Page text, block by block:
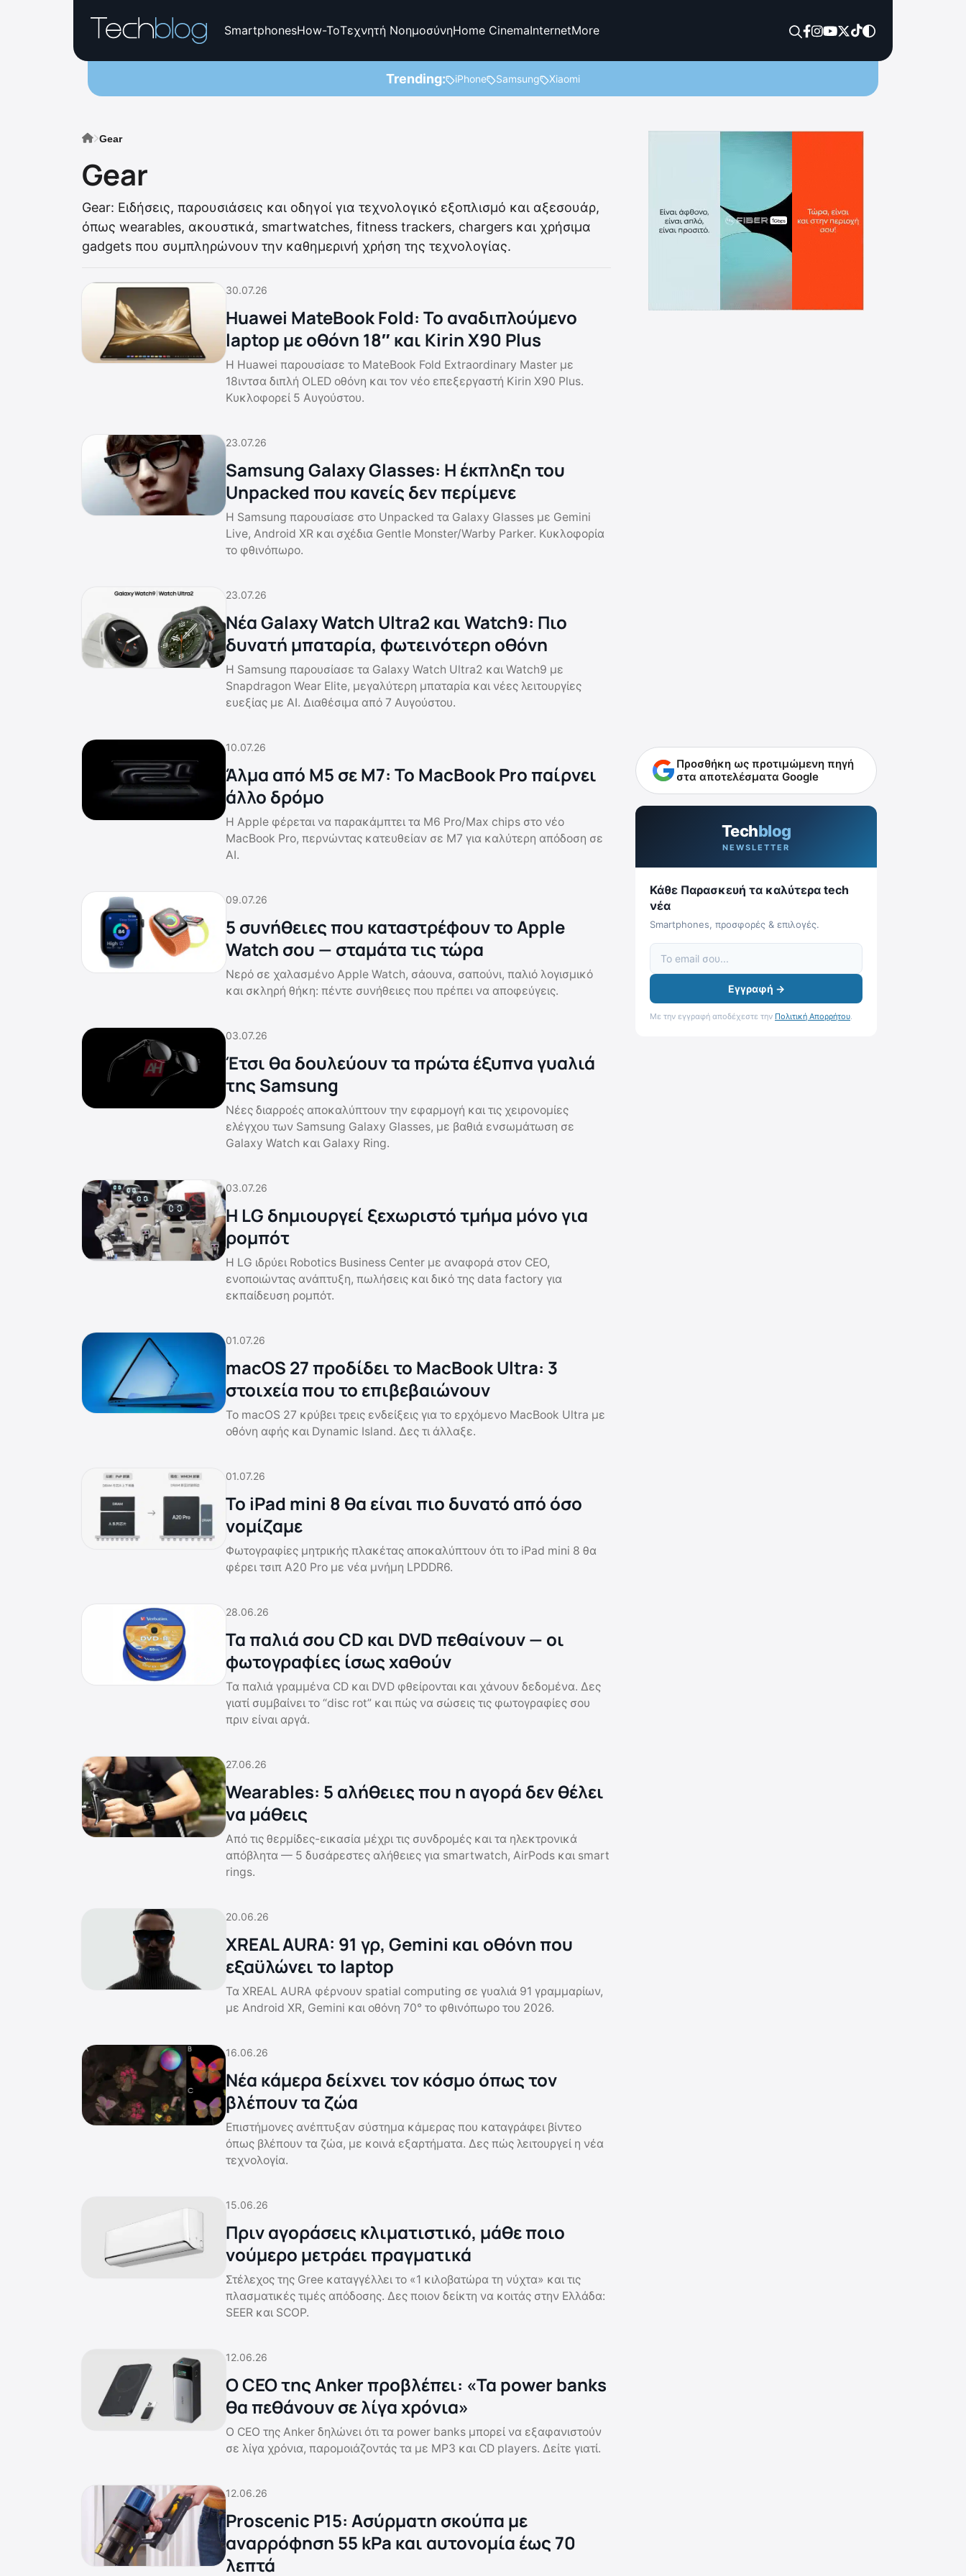
SmartphonesHow-ToΤεχνητή ΝοημοσύνηHome CinemaInternetMore
Trending: iPhone Samsung Xiaomi
Gear
Gear
Gear: Ειδήσεις, παρουσιάσεις και οδηγοί για τεχνολογικό εξοπλισμό και αξεσουάρ,
όπως wearables, ακουστικά, smartwatches, fitness trackers, chargers και χρήσιμα
gadgets που συμπληρώνουν την καθημερινή χρήση της τεχνολογίας.
30.07.26
Huawei MateBook Fold: Το αναδιπλούμενο
laptop με οθόνη 18″ και Kirin X90 Plus
Η Huawei παρουσίασε το MateBook Fold Extraordinary Master με
18ιντσα διπλή OLED οθόνη και τον νέο επεξεργαστή Kirin X90 Plus.
Κυκλοφορεί 5 Αυγούστου.
23.07.26
Samsung Galaxy Glasses: Η έκπληξη του
Unpacked που κανείς δεν περίμενε
Η Samsung παρουσίασε στο Unpacked τα Galaxy Glasses με Gemini
Live, Android XR και σχέδια Gentle Monster/Warby Parker. Κυκλοφορία
το φθινόπωρο.
23.07.26
Νέα Galaxy Watch Ultra2 και Watch9: Πιο
δυνατή μπαταρία, φωτεινότερη οθόνη
Η Samsung παρουσίασε τα Galaxy Watch Ultra2 και Watch9 με
Snapdragon Wear Elite, μεγαλύτερη μπαταρία και νέες λειτουργίες
ευεξίας με AI. Διαθέσιμα από 7 Αυγούστου.
10.07.26
Άλμα από M5 σε M7: Το MacBook Pro παίρνει
άλλο δρόμο
Η Apple φέρεται να παρακάμπτει τα M6 Pro/Max chips στο νέο
MacBook Pro, περνώντας κατευθείαν σε M7 για καλύτερη απόδοση σε
AI.
09.07.26
5 συνήθειες που καταστρέφουν το Apple
Watch σου — σταμάτα τις τώρα
Νερό σε χαλασμένο Apple Watch, σάουνα, σαπούνι, παλιό λογισμικό
και σκληρή θήκη: πέντε συνήθειες που πρέπει να αποφεύγεις.
03.07.26
Έτσι θα δουλεύουν τα πρώτα έξυπνα γυαλιά
της Samsung
Νέες διαρροές αποκαλύπτουν την εφαρμογή και τις χειρονομίες
ελέγχου των Samsung Galaxy Glasses, με βαθιά ενσωμάτωση σε
Galaxy Watch και Galaxy Ring.
03.07.26
Η LG δημιουργεί ξεχωριστό τμήμα μόνο για
ρομπότ
Η LG ιδρύει Robotics Business Center με αναφορά στον CEO,
ενοποιώντας ανάπτυξη, πωλήσεις και δικό της data factory για
εκπαίδευση ρομπότ.
01.07.26
macOS 27 προδίδει το MacBook Ultra: 3
στοιχεία που το επιβεβαιώνουν
Το macOS 27 κρύβει τρεις ενδείξεις για το ερχόμενο MacBook Ultra με
οθόνη αφής και Dynamic Island. Δες τι άλλαξε.
01.07.26
Το iPad mini 8 θα είναι πιο δυνατό από όσο
νομίζαμε
Φωτογραφίες μητρικής πλακέτας αποκαλύπτουν ότι το iPad mini 8 θα
φέρει τσιπ A20 Pro με νέα μνήμη LPDDR6.
28.06.26
Τα παλιά σου CD και DVD πεθαίνουν — οι
φωτογραφίες ίσως χαθούν
Τα παλιά γραμμένα CD και DVD φθείρονται και χάνουν δεδομένα. Δες
γιατί συμβαίνει το “disc rot” και πώς να σώσεις τις φωτογραφίες σου
πριν είναι αργά.
27.06.26
Wearables: 5 αλήθειες που η αγορά δεν θέλει
να μάθεις
Από τις θερμίδες-εικασία μέχρι τις συνδρομές και τα ηλεκτρονικά
απόβλητα — 5 δυσάρεστες αλήθειες για smartwatch, AirPods και smart
rings.
20.06.26
XREAL AURA: 91 γρ, Gemini και οθόνη που
εξαϋλώνει το laptop
Τα XREAL AURA φέρνουν spatial computing σε γυαλιά 91 γραμμαρίων,
με Android XR, Gemini και οθόνη 70° το φθινόπωρο του 2026.
16.06.26
Νέα κάμερα δείχνει τον κόσμο όπως τον
βλέπουν τα ζώα
Επιστήμονες ανέπτυξαν σύστημα κάμερας που καταγράφει βίντεο
όπως βλέπουν τα ζώα, με κοινά εξαρτήματα. Δες πώς λειτουργεί η νέα
τεχνολογία.
15.06.26
Πριν αγοράσεις κλιματιστικό, μάθε ποιο
νούμερο μετράει πραγματικά
Στέλεχος της Gree καταγγέλλει το «1 κιλοβατώρα τη νύχτα» και τις
πλασματικές τιμές απόδοσης. Δες ποιον δείκτη να κοιτάς στην Ελλάδα:
SEER και SCOP.
12.06.26
Ο CEO της Anker προβλέπει: «Τα power banks
θα πεθάνουν σε λίγα χρόνια»
Ο CEO της Anker δηλώνει ότι τα power banks μπορεί να εξαφανιστούν
σε λίγα χρόνια, παρομοιάζοντάς τα με MP3 και CD players. Δείτε γιατί.
12.06.26
Proscenic P15: Ασύρματη σκούπα με
αναρρόφηση 55 kPa και αυτονομία έως 70
λεπτά
Προσθήκη ως προτιμώμενη πηγή
στα αποτελέσματα Google
Techblog
NEWSLETTER
Κάθε Παρασκευή τα καλύτερα tech
νέα
Smartphones, προσφορές & επιλογές.
Εγγραφή →
Με την εγγραφή αποδέχεστε την Πολιτική Απορρήτου.